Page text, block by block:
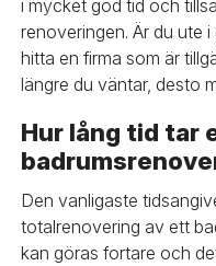
i mycket god tid och
renoveringen. Är du ute
hitta en firma som är
längre du väntar, desto
Hur lång tid tar
Den vanligaste
totalrenovering av ett
kan göras fortare och